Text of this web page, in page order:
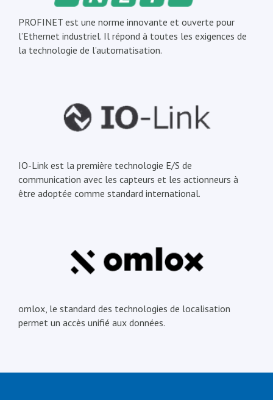
PROFINET est une norme innovante et ouverte pour
l’Ethernet industriel. Il répond à toutes les exigences de
la technologie de l’automatisation.
IO-Link est la première technologie E/S de
communication avec les capteurs et les actionneurs à
être adoptée comme standard international.
omlox, le standard des technologies de localisation
permet un accès unifié aux données.